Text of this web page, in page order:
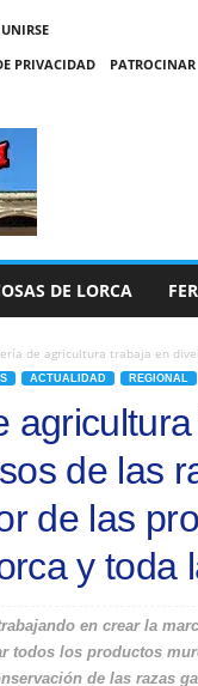
PRIVACIDAD PATROCINAR
DE LORCA
de agricultura trabaja en
ACTUALIDAD REGIONAL
de las
de las
y toda
en crear la
todos los productos
de las razas